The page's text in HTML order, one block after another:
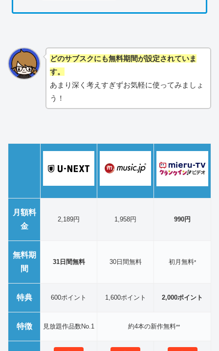
どのサブスクにも無料期間が設定されていま
す。
あまり深く考えすぎずお気軽に使ってみましょ
う！
月額料
金
2,189円 1,958円 990円
無料期
間
31日間無料 30日間無料 初月無料*
特典 600ポイント 1,600ポイント 2,000ポイント
特徴 見放題作品数No.1 約4本の新作無料**